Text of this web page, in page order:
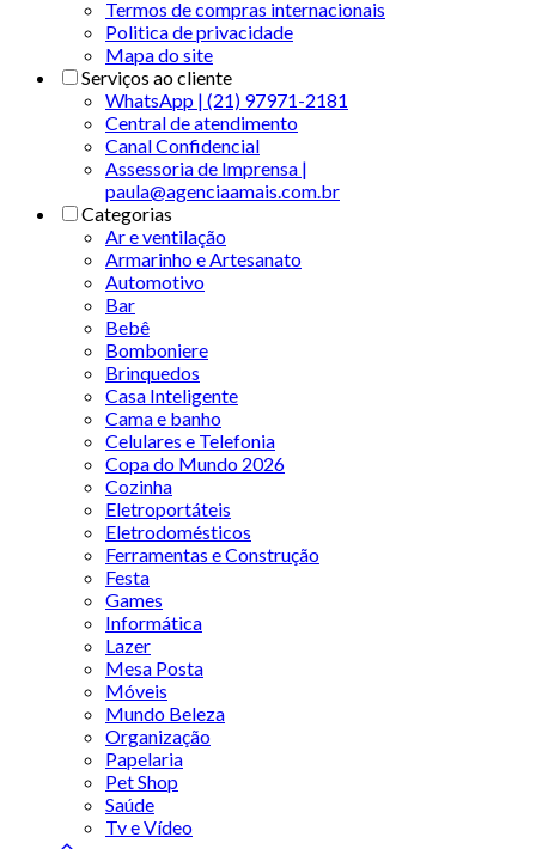
Termos de compras internacionais
Politica de privacidade
Mapa do site
Serviços ao cliente
WhatsApp | (21) 97971-2181
Central de atendimento
Canal Confidencial
Assessoria de Imprensa |
paula@agenciaamais.com.br
Categorias
Ar e ventilação
Armarinho e Artesanato
Automotivo
Bar
Bebê
Bomboniere
Brinquedos
Casa Inteligente
Cama e banho
Celulares e Telefonia
Copa do Mundo 2026
Cozinha
Eletroportáteis
Eletrodomésticos
Ferramentas e Construção
Festa
Games
Informática
Lazer
Mesa Posta
Móveis
Mundo Beleza
Organização
Papelaria
Pet Shop
Saúde
Tv e Vídeo